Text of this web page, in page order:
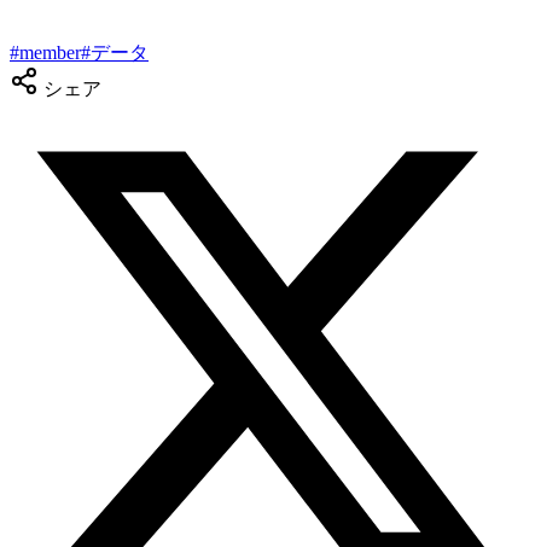
#member#データ
シェア